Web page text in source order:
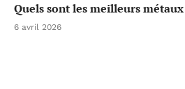
Quels sont les meilleurs
6 avril 2026